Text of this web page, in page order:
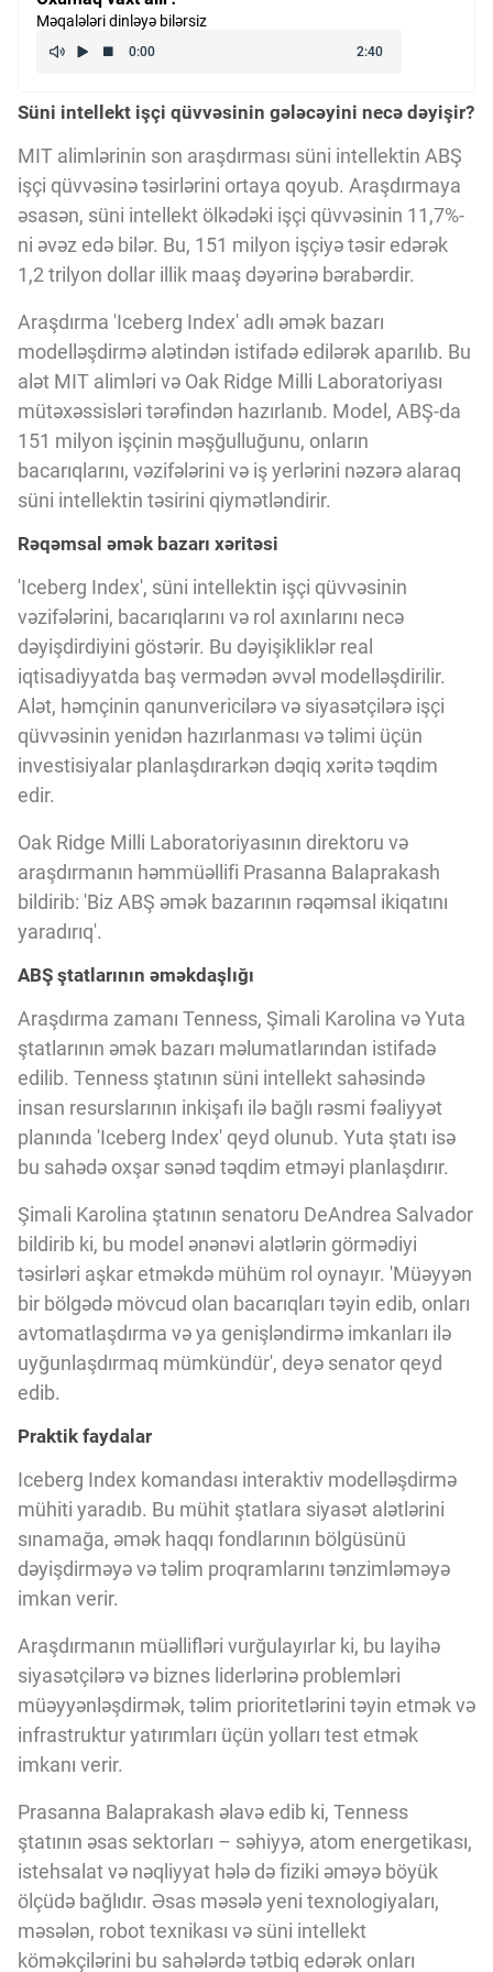
Kriptovalyuta
ÇƏRƏZLƏR SİYASƏTİ
İSTIFADƏ ŞƏRTLƏRİ
MƏXFİLİK SİYASƏTİ
Haqqımızda
Vizyoner Baxışı
Innovasiya Bələdçisi
Gələcəyin Təhlili
Podkastlar
Məqalələri dinləyə bilərsiz
Süni intellekt işçi qüvvəsinin gələcəyini necə dəyişir?
MIT alimlərinin son araşdırması süni intellektin ABŞ
işçi qüvvəsinə təsirlərini ortaya qoyub. Araşdırmaya
əsasən, süni intellekt ölkədəki işçi qüvvəsinin 11,7%-
ni əvəz edə bilər. Bu, 151 milyon işçiyə təsir edərək
1,2 trilyon dollar illik maaş dəyərinə bərabərdir.
Araşdırma 'Iceberg Index' adlı əmək bazarı
modelləşdirmə alətindən istifadə edilərək aparılıb. Bu
alət MIT alimləri və Oak Ridge Milli Laboratoriyası
mütəxəssisləri tərəfindən hazırlanıb. Model, ABŞ-da
151 milyon işçinin məşğulluğunu, onların
bacarıqlarını, vəzifələrini və iş yerlərini nəzərə alaraq
süni intellektin təsirini qiymətləndirir.
Rəqəmsal əmək bazarı xəritəsi
'Iceberg Index', süni intellektin işçi qüvvəsinin
vəzifələrini, bacarıqlarını və rol axınlarını necə
dəyişdirdiyini göstərir. Bu dəyişikliklər real
iqtisadiyyatda baş vermədən əvvəl modelləşdirilir.
Alət, həmçinin qanunvericilərə və siyasətçilərə işçi
qüvvəsinin yenidən hazırlanması və təlimi üçün
investisiyalar planlaşdırarkən dəqiq xəritə təqdim
edir.
Oak Ridge Milli Laboratoriyasının direktoru və
araşdırmanın həmmüəllifi Prasanna Balaprakash
bildirib: 'Biz ABŞ əmək bazarının rəqəmsal ikiqatını
yaradırıq'.
ABŞ ştatlarının əməkdaşlığı
Araşdırma zamanı Tenness, Şimali Karolina və Yuta
ştatlarının əmək bazarı məlumatlarından istifadə
edilib. Tenness ştatının süni intellekt sahəsində
insan resurslarının inkişafı ilə bağlı rəsmi fəaliyyət
planında 'Iceberg Index' qeyd olunub. Yuta ştatı isə
bu sahədə oxşar sənəd təqdim etməyi planlaşdırır.
Şimali Karolina ştatının senatoru DeAndrea Salvador
bildirib ki, bu model ənənəvi alətlərin görmədiyi
təsirləri aşkar etməkdə mühüm rol oynayır. 'Müəyyən
bir bölgədə mövcud olan bacarıqları təyin edib, onları
avtomatlaşdırma və ya genişləndirmə imkanları ilə
uyğunlaşdırmaq mümkündür', deyə senator qeyd
edib.
Praktik faydalar
Iceberg Index komandası interaktiv modelləşdirmə
mühiti yaradıb. Bu mühit ştatlara siyasət alətlərini
sınamağa, əmək haqqı fondlarının bölgüsünü
dəyişdirməyə və təlim proqramlarını tənzimləməyə
imkan verir.
Araşdırmanın müəllifləri vurğulayırlar ki, bu layihə
siyasətçilərə və biznes liderlərinə problemləri
müəyyənləşdirmək, təlim prioritetlərini təyin etmək və
infrastruktur yatırımları üçün yolları test etmək
imkanı verir.
Prasanna Balaprakash əlavə edib ki, Tenness
ştatının əsas sektorları – səhiyyə, atom energetikası,
istehsalat və nəqliyyat hələ də fiziki əməyə böyük
ölçüdə bağlıdır. Əsas məsələ yeni texnologiyaları,
məsələn, robot texnikası və süni intellekt
köməkçilərini bu sahələrdə tətbiq edərək onları